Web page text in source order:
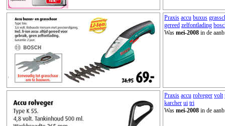
Praxis accu buxus
gereed zelfontlading
Was mei-2008 in de
Praxis accu rolveger volt
karcher ui tri
Was mei-2008 in de